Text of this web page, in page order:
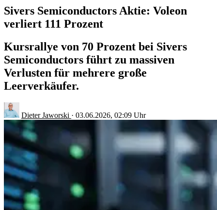
Sivers Semiconductors Aktie: Voleon
verliert 111 Prozent
Kursrallye von 70 Prozent bei Sivers
Semiconductors führt zu massiven
Verlusten für mehrere große
Leerverkäufer.
Dieter Jaworski · 03.06.2026, 02:09 Uhr